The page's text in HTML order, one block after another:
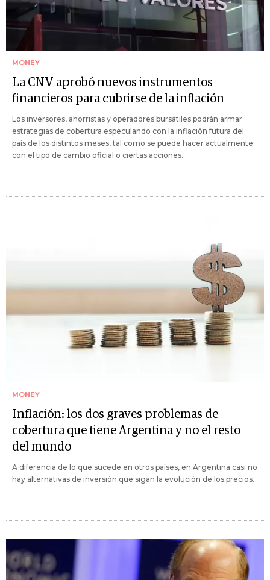
MONEY
La CNV aprobó nuevos instrumentos
financieros para cubrirse de la inflación
Los inversores, ahorristas y operadores bursátiles podrán armar
estrategias de cobertura especulando con la inflación futura del
país de los distintos meses, tal como se puede hacer actualmente
con el tipo de cambio oficial o ciertas acciones.
MONEY
Inflación: los dos graves problemas de
cobertura que tiene Argentina y no el resto
del mundo
A diferencia de lo que sucede en otros países, en Argentina casi no
hay alternativas de inversión que sigan la evolución de los precios.